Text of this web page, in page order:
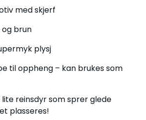
r
3
6
,
0
med skjerf
og brun
plysj
til oppheng – kan brukes som
reinsdyr som sprer glede
plasseres!